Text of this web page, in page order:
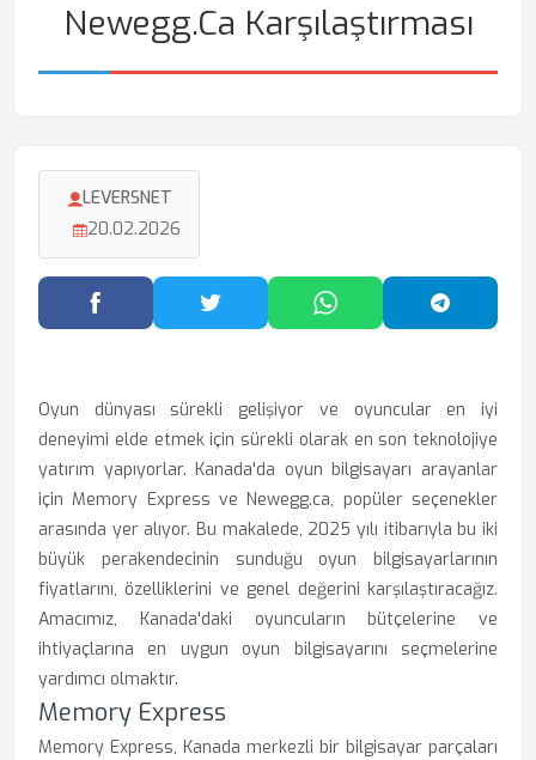
Newegg.ca Karşılaştırması
LEVERSNET
20.02.2026
Facebook'ta PaylaşTwitter'da PaylaşWhatsApp'ta Paylaş
Oyun dünyası sürekli gelişiyor ve oyuncular en iyi
deneyimi elde etmek için sürekli olarak en son teknolojiye
yatırım yapıyorlar. Kanada'da oyun bilgisayarı arayanlar
için Memory Express ve Newegg.ca, popüler seçenekler
arasında yer alıyor. Bu makalede, 2025 yılı itibarıyla bu iki
büyük perakendecinin sunduğu oyun bilgisayarlarının
fiyatlarını, özelliklerini ve genel değerini karşılaştıracağız.
Amacımız, Kanada'daki oyuncuların bütçelerine ve
ihtiyaçlarına en uygun oyun bilgisayarını seçmelerine
yardımcı olmaktır.
Memory Express
Memory Express, Kanada merkezli bir bilgisayar parçaları